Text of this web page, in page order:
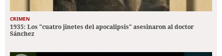
CRIMEN
1935: Los "cuatro jinetes del apocalipsis" asesinaron al doctor
Sánchez